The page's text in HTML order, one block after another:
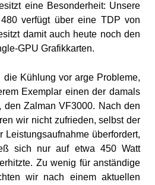
eine Besonderheit: Unsere
verfügt über eine TDP von
damit auch heute noch den
GPU Grafikkarten.
die Kühlung vor arge Probleme,
Exemplar einen der damals
den Zalman VF3000. Nach den
wir nicht zufrieden, selbst der
Leistungsaufnahme überfordert,
sich nur auf etwa 450 Watt
Zu wenig für anständige
wir nach einem aktuellen